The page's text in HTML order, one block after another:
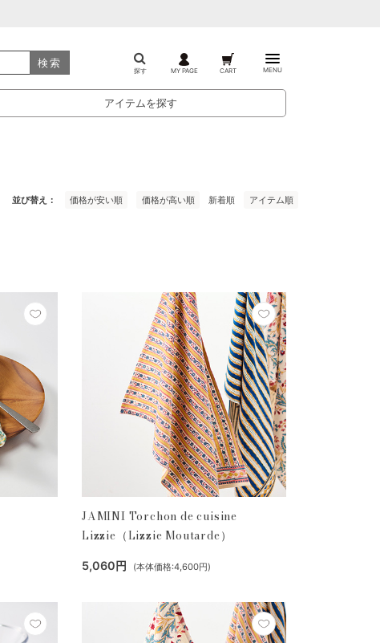
検索
探す MY PAGE CART MENU
アイテムを探す
並び替え 価格が安い順 価格が高い順 新着順 アイテム順
JAMINI Torchon de cuisine
Lizzie（Lizzie Moutarde）
5,060円 (本体価格:4,600円)